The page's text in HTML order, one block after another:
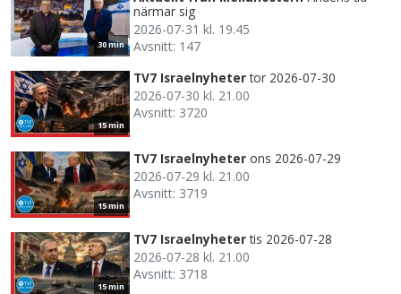
30 min
närmar sig
2026-07-31 kl. 19.45
Avsnitt: 147
15 min
TV7 Israelnyheter tor 2026-07-30
2026-07-30 kl. 21.00
Avsnitt: 3720
15 min
TV7 Israelnyheter ons 2026-07-29
2026-07-29 kl. 21.00
Avsnitt: 3719
15 min
TV7 Israelnyheter tis 2026-07-28
2026-07-28 kl. 21.00
Avsnitt: 3718